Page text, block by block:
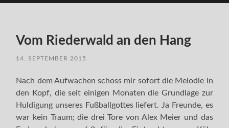
Menü
Vom Riederwald an den Hang
14. SEPTEMBER 2015
Nach dem Aufwachen schoss mir sofort die Melodie in
den Kopf, die seit einigen Monaten die Grundlage zur
Huldigung unseres Fußballgottes liefert. Ja Freunde, es
war kein Traum; die drei Tore von Alex Meier und das